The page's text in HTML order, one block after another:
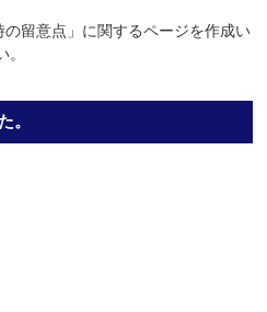
留意点」に関するページを作成い
。